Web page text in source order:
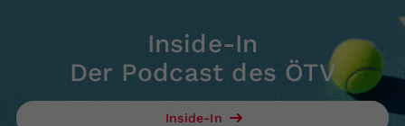
Inside-In
Der Podcast des ÖTV
Inside-In